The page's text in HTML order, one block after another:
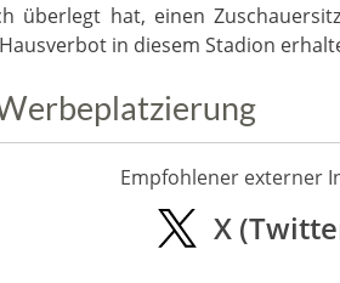
überlegt hat, einen
in diesem Stadion
Empfohlener externer
X